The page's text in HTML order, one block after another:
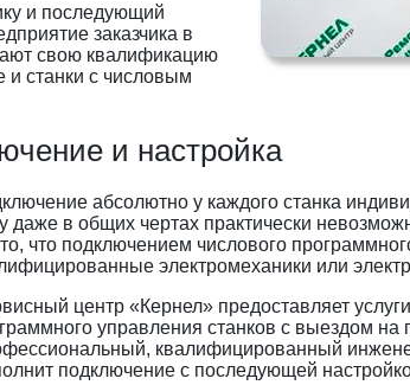
и последующий
заказчика в
свою квалификацию
и станки с числовым
и настройка
абсолютно у каждого станка
даже в общих чертах практически
что подключением числового
электромеханики или
центр «Кернел» предоставляет
управления станков с выездом на
квалифицированный
подключение с последующей